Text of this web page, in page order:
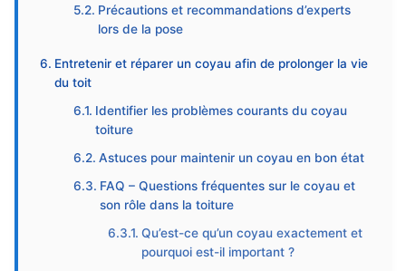
Précautions et recommandations d’experts
lors de la pose
Entretenir et réparer un coyau afin de prolonger la vie
du toit
Identifier les problèmes courants du coyau
toiture
Astuces pour maintenir un coyau en bon état
FAQ – Questions fréquentes sur le coyau et
son rôle dans la toiture
Qu’est-ce qu’un coyau exactement et
pourquoi est-il important ?